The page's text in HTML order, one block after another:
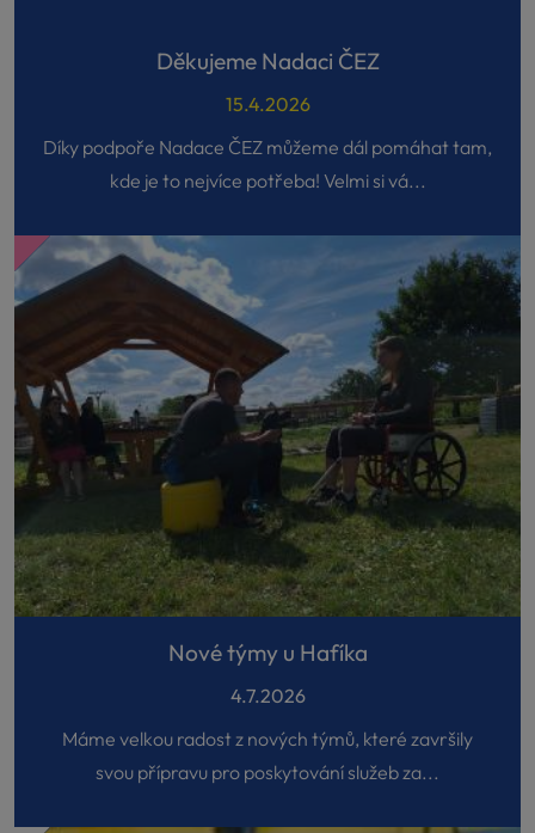
Děkujeme Nadaci ČEZ
15.4.2026
Díky podpoře Nadace ČEZ můžeme dál pomáhat tam,
kde je to nejvíce potřeba! Velmi si vá...
Nové týmy u Hafíka
4.7.2026
Máme velkou radost z nových týmů, které završily
svou přípravu pro poskytování služeb za...